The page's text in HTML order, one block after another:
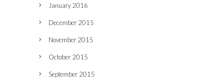
January 2016
December 2015
November 2015
October 2015
September 2015